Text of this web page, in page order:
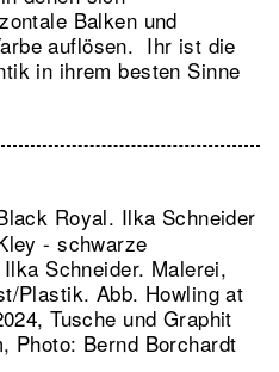
Balken und
auflösen. Ihr ist die
in ihrem besten Sinne
Royal. Ilka Schneider
- schwarze
Schneider. Malerei,
Plastik. Abb. Howling at
Tusche und Graphit
Photo: Bernd Borchardt